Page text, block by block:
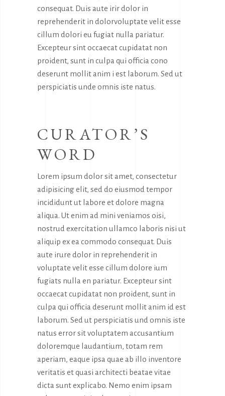
consequat. Duis aute irir dolor in
reprehenderit in dolorvoluptate velit esse
cillum dolori eu fugiat nulla pariatur.
Excepteur sint occaecat cupidatat non
proident, sunt in culpa qui officia cono
deserunt mollit anim i est laborum. Sed ut
perspiciatis unde omnis iste natus.
CURATOR’S
WORD
Lorem ipsum dolor sit amet, consectetur
adipisicing elit, sed do eiusmod tempor
incididunt ut labore et dolore magna
aliqua. Ut enim ad mini veniamos oisi,
nostrud exercitation ullamco laboris nisi ut
aliquip ex ea commodo consequat. Duis
aute irure dolor in reprehenderit in
voluptate velit esse cillum dolore ium
fugiats nulla en pariatur. Excepteur sint
occaecat cupidatat non proident, sunt in
culpa qui officia deserunt mollit anim id est
laborum. Sed ut perspiciatis und omnis iste
natus error sit voluptatem accusantium
doloremque laudantium, totam rem
aperiam, eaque ipsa quae ab illo inventore
veritatis et quasi architecti beatae vitae
dicta sunt explicabo. Nemo enim ipsam